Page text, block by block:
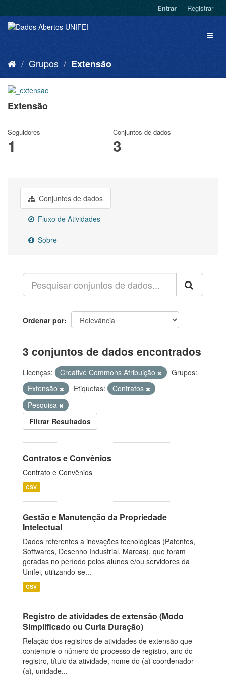
Entrar Registrar
Grupos Extensão
Extensão
Seguidores
1
Conjuntos de dados
3
Conjuntos de dados
Fluxo de Atividades
Sobre
Ordenar por
3 conjuntos de dados encontrados
Licenças: Creative Commons Atribuição
Grupos:
Extensão
Etiquetas:
Contratos
Pesquisa
Filtrar Resultados
Contratos e Convênios
Contrato e Convênios
CSV
Gestão e Manutenção da Propriedade
Intelectual
Dados referentes a inovações tecnológicas (Patentes,
Softwares, Desenho Industrial, Marcas), que foram
geradas no período pelos alunos e/ou servidores da
Unifei, utilizando-se...
CSV
Registro de atividades de extensão (Modo
Simplificado ou Curta Duração)
Relação dos registros de atividades de extensão que
contemple o número do processo de registro, ano do
registro, título da atividade, nome do (a) coordenador
(a), unidade...